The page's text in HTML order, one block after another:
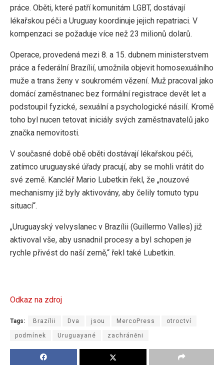
práce. Oběti, které patří komunitám LGBT, dostávají
lékařskou péči a Uruguay koordinuje jejich repatriaci. V
kompenzaci se požaduje více než 23 milionů dolarů.
Operace, provedená mezi 8. a 15. dubnem ministerstvem
práce a federální Brazílií, umožnila objevit homosexuálního
muže a trans ženy v soukromém vězení. Muž pracoval jako
domácí zaměstnanec bez formální registrace devět let a
podstoupil fyzické, sexuální a psychologické násilí. Kromě
toho byl nucen tetovat iniciály svých zaměstnavatelů jako
značka nemovitosti.
V současné době obě oběti dostávají lékařskou péči,
zatímco uruguayské úřady pracují, aby se mohli vrátit do
své země. Kancléř Mario Lubetkin řekl, že „nouzové
mechanismy již byly aktivovány, aby čelily tomuto typu
situací“.
„Uruguayský velvyslanec v Brazílii (Guillermo Valles) již
aktivoval vše, aby usnadnil procesy a byl schopen je
rychle přivést do naší země,“ řekl také Lubetkin.
Odkaz na zdroj
Tags: Brazílii Dva jsou MercoPress otroctví
podmínek Uruguayané zachráněni